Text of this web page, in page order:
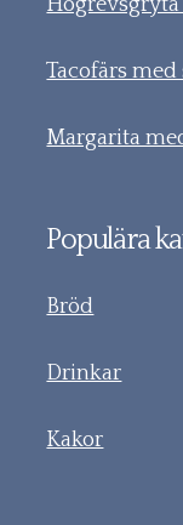
Tacofärs
Margarita
Populära
Bröd
Drinkar
Kakor